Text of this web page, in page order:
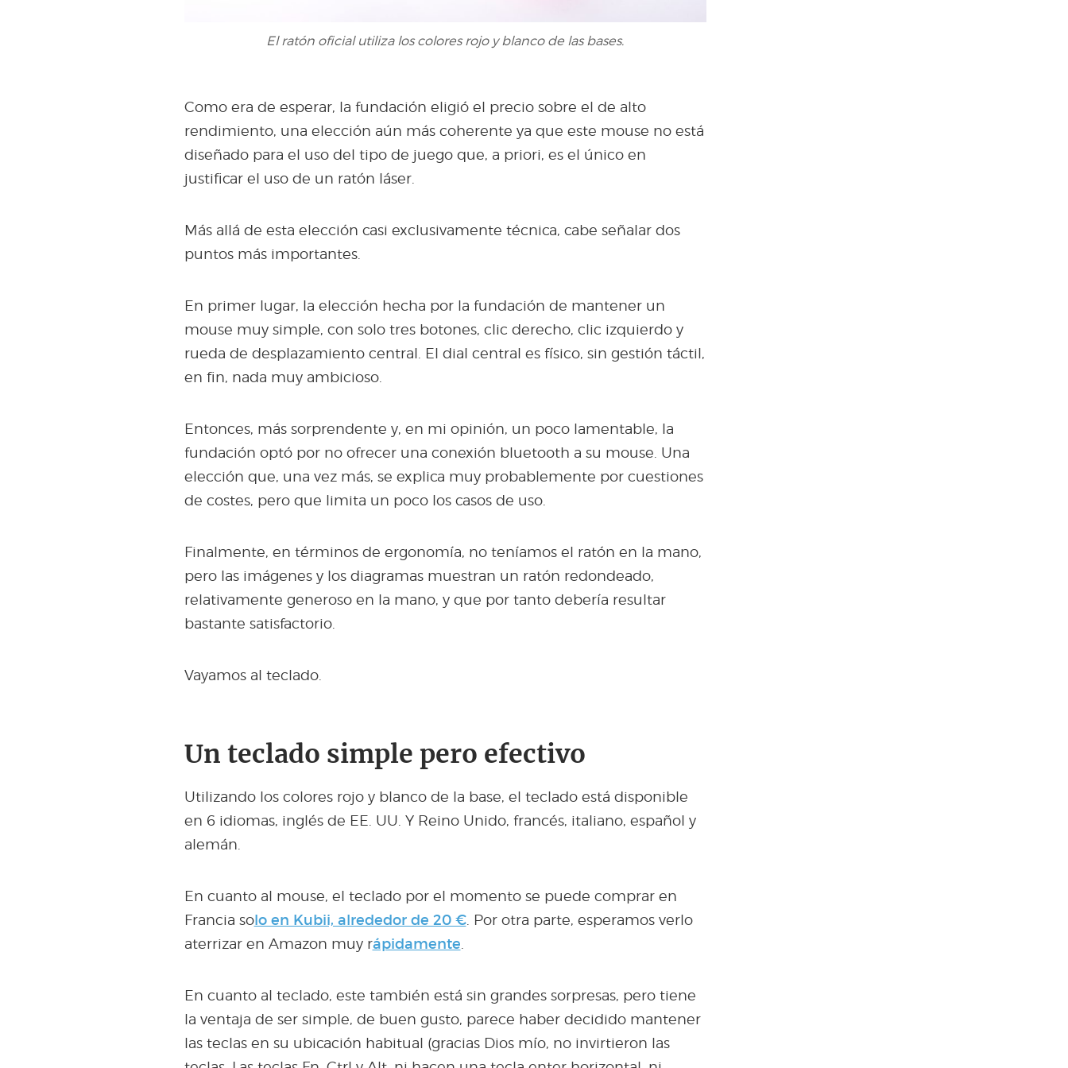
El ratón oficial utiliza los colores rojo y blanco de las bases.
Como era de esperar, la fundación eligió el precio sobre el de alto
rendimiento, una elección aún más coherente ya que este mouse no está
diseñado para el uso del tipo de juego que, a priori, es el único en
justificar el uso de un ratón láser.
Más allá de esta elección casi exclusivamente técnica, cabe señalar dos
puntos más importantes.
En primer lugar, la elección hecha por la fundación de mantener un
mouse muy simple, con solo tres botones, clic derecho, clic izquierdo y
rueda de desplazamiento central. El dial central es físico, sin gestión táctil,
en fin, nada muy ambicioso.
Entonces, más sorprendente y, en mi opinión, un poco lamentable, la
fundación optó por no ofrecer una conexión bluetooth a su mouse. Una
elección que, una vez más, se explica muy probablemente por cuestiones
de costes, pero que limita un poco los casos de uso.
Finalmente, en términos de ergonomía, no teníamos el ratón en la mano,
pero las imágenes y los diagramas muestran un ratón redondeado,
relativamente generoso en la mano, y que por tanto debería resultar
bastante satisfactorio.
Vayamos al teclado.
Un teclado simple pero efectivo
Utilizando los colores rojo y blanco de la base, el teclado está disponible
en 6 idiomas, inglés de EE. UU. Y Reino Unido, francés, italiano, español y
alemán.
En cuanto al mouse, el teclado por el momento se puede comprar en
Francia solo en Kubii, alrededor de 20 €. Por otra parte, esperamos verlo
aterrizar en Amazon muy rápidamente.
En cuanto al teclado, este también está sin grandes sorpresas, pero tiene
la ventaja de ser simple, de buen gusto, parece haber decidido mantener
las teclas en su ubicación habitual (gracias Dios mío, no invirtieron las